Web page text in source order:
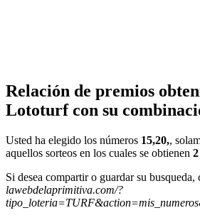
Relación de premios
Lototurf con su
Usted ha elegido los números 15,20,,
aquellos sorteos en los cuales se obtienen 2
Si desea compartir o guardar su
lawebdelaprimitiva.com/?